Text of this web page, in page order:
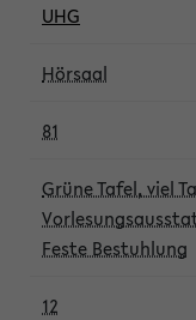
UHG
Hörsaal
81
Grüne Tafel, viel
Feste Bestuhlung
12